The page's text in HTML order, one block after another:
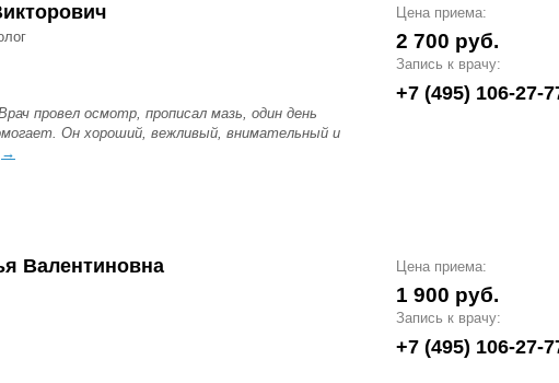
провел осмотр, прописал мазь, один день
Он хороший, вежливый, внимательный и
→
Цена приема:
2 700 руб.
Запись к врачу:
+7 (495) 106-27-
Валентиновна Цена приема:
1 900 руб.
Запись к врачу:
+7 (495) 106-27-